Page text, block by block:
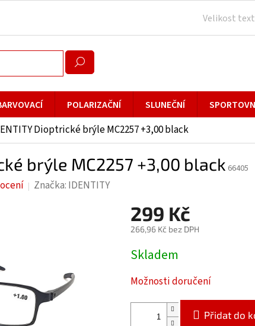
Velikost
POLARIZAČNÍ SLUNEČNÍ
Dioptrické brýle MC2257 +3,00 black
brýle MC2257 +3,00 black 66405
Značka: IDENTITY
299 Kč
266,96 Kč bez DPH
Měrná
cena:
Skladem
Možnosti doručení
Přidat do